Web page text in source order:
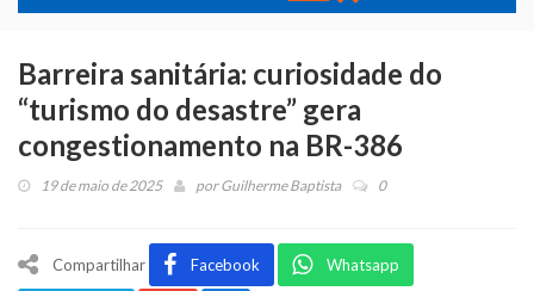
Barreira sanitária: curiosidade do
“turismo do desastre” gera
congestionamento na BR-386
19 de maio de 2025 porGuilherme Baptista 0
Compartilhar Facebook Whatsapp